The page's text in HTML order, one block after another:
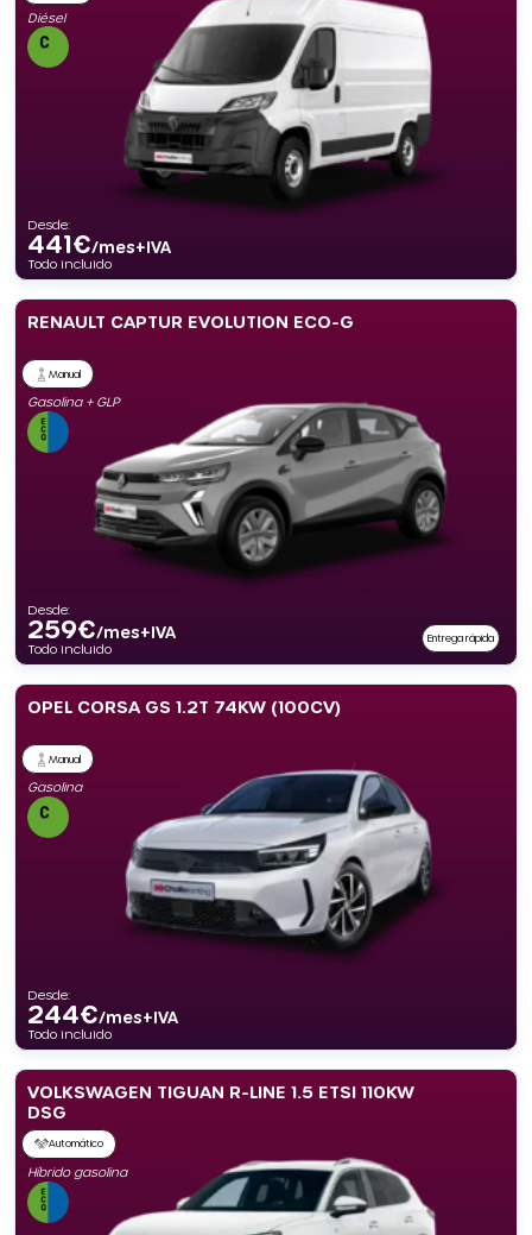
Diésel
Desde:
441€/mes+IVA
Todo incluido
RENAULT CAPTUR EVOLUTION ECO-G
Manual
Gasolina + GLP
Desde:
259€/mes+IVA
Todo incluido
Entrega rápida
OPEL CORSA GS 1.2T 74KW (100CV)
Manual
Gasolina
Desde:
244€/mes+IVA
Todo incluido
VOLKSWAGEN TIGUAN R-LINE 1.5 ETSI 110KW
DSG
Automático
Híbrido gasolina